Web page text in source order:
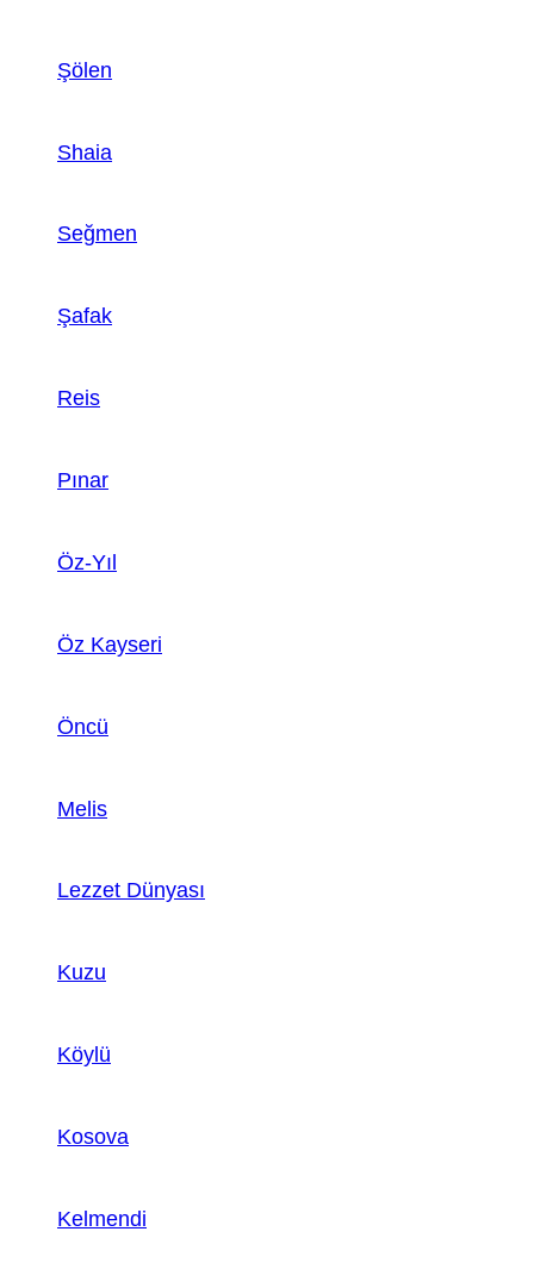
Şölen
Shaia
Seğmen
Şafak
Reis
Pınar
Öz-Yıl
Öz Kayseri
Öncü
Melis
Lezzet Dünyası
Kuzu
Köylü
Kosova
Kelmendi